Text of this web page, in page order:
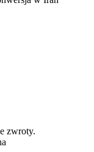
zwroty.